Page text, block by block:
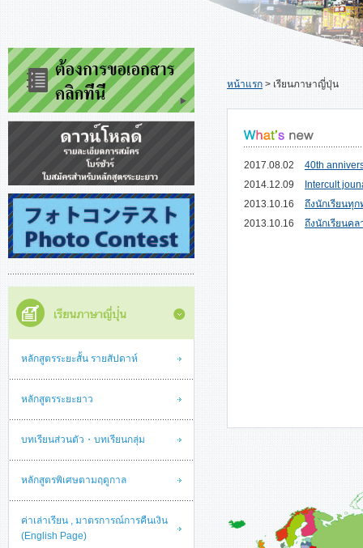
หน้าแรก > เรียนภาษาญี่ปุ่น
2017.08.02
40th
2014.12.09
Intercult
2013.10.16
ถึงนักเรียนทุ
2013.10.16
ถึงนักเรียนค
หลักสูตรระยะสั้น รายสัปดาห์
หลักสูตรระยะยาว
บทเรียนส่วนตัว・บทเรียนกลุ่ม
หลักสูตรพิเศษตามฤดูกาล
ค่าเล่าเรียน , มาตรการณ์การคืนเงิน
(English Page)